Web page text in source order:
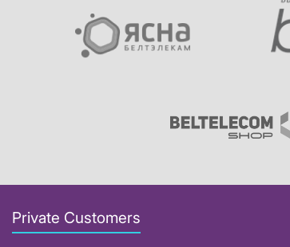
Private Customers